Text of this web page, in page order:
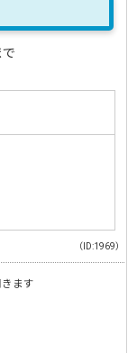
（ID:1969）
ます